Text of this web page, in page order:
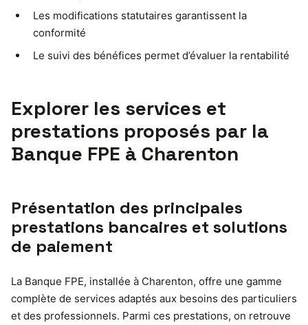
Les modifications statutaires garantissent la
conformité
Le suivi des bénéfices permet d’évaluer la rentabilité
Explorer les services et
prestations proposés par la
Banque FPE à Charenton
Présentation des principales
prestations bancaires et solutions
de paiement
La Banque FPE, installée à Charenton, offre une gamme
complète de services adaptés aux besoins des particuliers
et des professionnels. Parmi ces prestations, on retrouve